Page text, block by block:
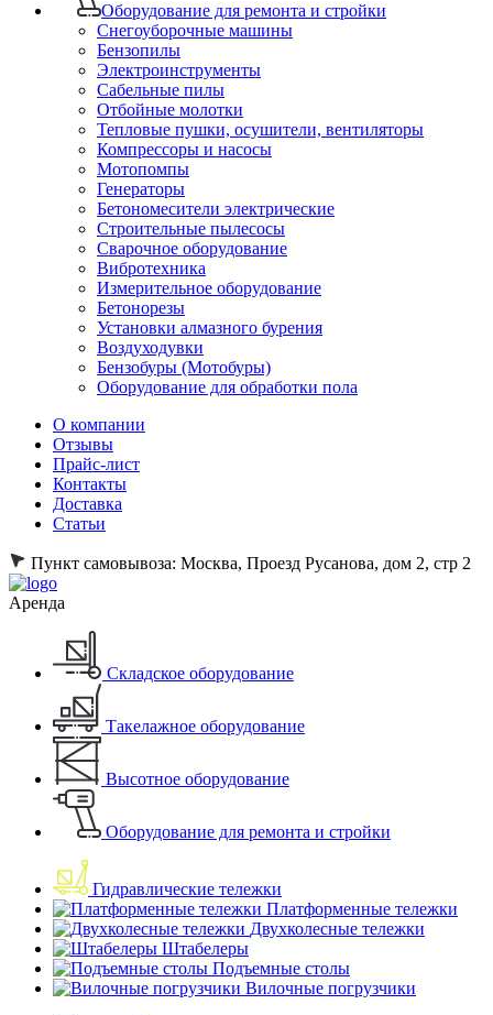
Оборудование для ремонта и стройки
Снегоуборочные машины
Бензопилы
Электроинструменты
Сабельные пилы
Отбойные молотки
Тепловые пушки, осушители, вентиляторы
Компрессоры и насосы
Мотопомпы
Генераторы
Бетономесители электрические
Строительные пылесосы
Сварочное оборудование
Вибротехника
Измерительное оборудование
Бетонорезы
Установки алмазного бурения
Воздуходувки
Бензобуры (Мотобуры)
Оборудование для обработки пола
О компании
Отзывы
Прайс-лист
Контакты
Доставка
Статьи
Пункт самовывоза: Москва, Проезд Русанова, дом 2, стр 2
Аренда
Складское оборудование
Такелажное оборудование
Высотное оборудование
Оборудование для ремонта и стройки
Гидравлические тележки
Платформенные тележки
Двухколесные тележки
Штабелеры
Подъемные столы
Вилочные погрузчики